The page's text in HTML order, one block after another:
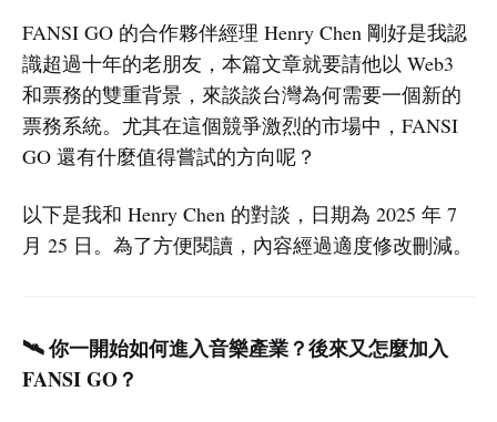
FANSI GO 的合作夥伴經理 Henry Chen 剛好是我認
識超過十年的老朋友，本篇文章就要請他以 Web3
和票務的雙重背景，來談談台灣為何需要一個新的
票務系統。尤其在這個競爭激烈的市場中，FANSI
GO 還有什麼值得嘗試的方向呢？
以下是我和 Henry Chen 的對談，日期為 2025 年 7
月 25 日。為了方便閱讀，內容經過適度修改刪減。
🛰️ 你一開始如何進入音樂產業？後來又怎麼加入
FANSI GO？